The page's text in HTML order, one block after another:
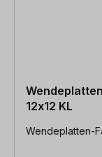
12x12 KL
Wendeplatten-